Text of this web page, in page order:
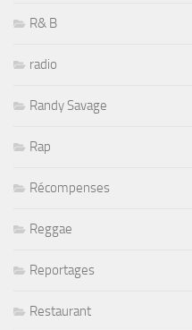
R& B
radio
Randy Savage
Rap
Récompenses
Reggae
Reportages
Restaurant